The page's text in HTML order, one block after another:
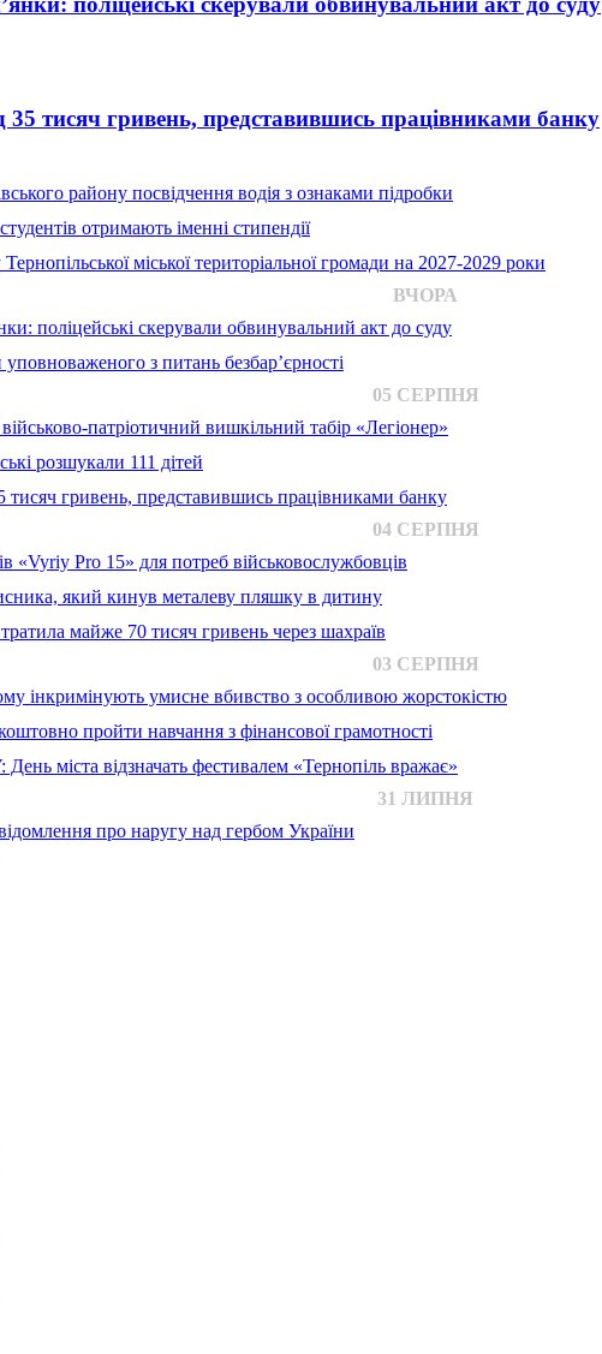
тисяч гривень, представившись працівниками банку
району посвідчення водія з ознаками підробки
отримають іменні стипендії
міської територіальної громади на 2027-2029 роки
ВЧОРА
поліцейські скерували обвинувальний акт до суду
з питань безбар’єрності
05 СЕРПНЯ
патріотичний вишкільний табір «Легіонер»
розшукали 111 дітей
гривень, представившись працівниками банку
04 СЕРПНЯ
«Vyriy Pro 15» для потреб військовослужбовців
який кинув металеву пляшку в дитину
майже 70 тисяч гривень через шахраїв
03 СЕРПНЯ
інкримінують умисне вбивство з особливою жорстокістю
пройти навчання з фінансової грамотності
міста відзначать фестивалем «Тернопіль вражає»
31 ЛИПНЯ
про наругу над гербом України